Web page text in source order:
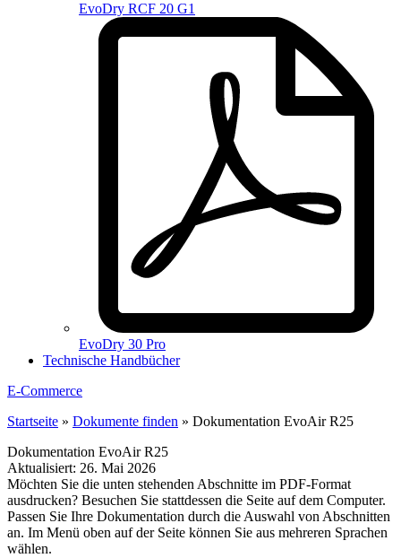
EvoDry RCF 20 G1
EvoDry 30 Pro
Technische Handbücher
E-Commerce
Startseite » Dokumente finden » Dokumentation EvoAir R25
Dokumentation EvoAir R25
Aktualisiert: 26. Mai 2026
Möchten Sie die unten stehenden Abschnitte im PDF-Format
ausdrucken? Besuchen Sie stattdessen die Seite auf dem Computer.
Passen Sie Ihre Dokumentation durch die Auswahl von Abschnitten
an. Im Menü oben auf der Seite können Sie aus mehreren Sprachen
wählen.